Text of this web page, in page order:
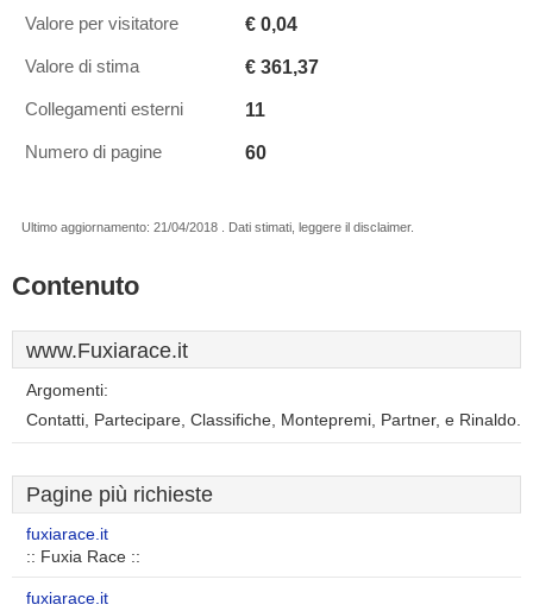
Valore per visitatore € 0,04
Valore di stima € 361,37
Collegamenti esterni 11
Numero di pagine 60
Ultimo aggiornamento: 21/04/2018 . Dati stimati, leggere il disclaimer.
Contenuto
www.Fuxiarace.it
Argomenti:
Contatti, Partecipare, Classifiche, Montepremi, Partner, e Rinaldo.
Pagine più richieste
fuxiarace.it
:: Fuxia Race ::
fuxiarace.it